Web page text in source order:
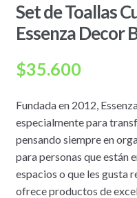
Set de Toallas
Essenza Decor
$35.600
Fundada en 2012,
especialmente para
pensando siempre en
para personas que están
espacios o que les gusta
ofrece productos de